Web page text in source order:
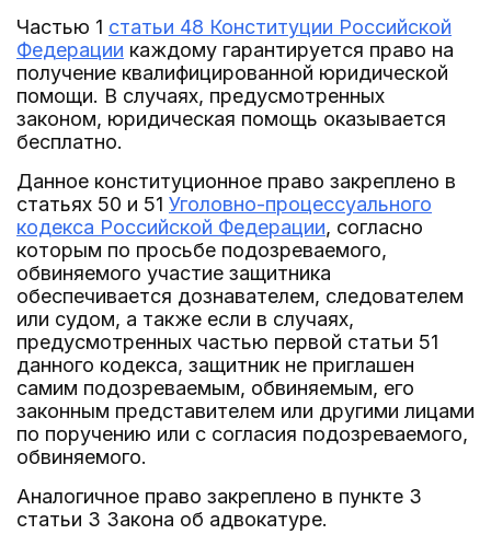
Частью 1 статьи 48 Конституции Российской
Федерации каждому гарантируется право на
получение квалифицированной юридической
помощи. В случаях, предусмотренных
законом, юридическая помощь оказывается
бесплатно.
Данное конституционное право закреплено в
статьях 50 и 51 Уголовно-процессуального
кодекса Российской Федерации, согласно
которым по просьбе подозреваемого,
обвиняемого участие защитника
обеспечивается дознавателем, следователем
или судом, а также если в случаях,
предусмотренных частью первой статьи 51
данного кодекса, защитник не приглашен
самим подозреваемым, обвиняемым, его
законным представителем или другими лицами
по поручению или с согласия подозреваемого,
обвиняемого.
Аналогичное право закреплено в пункте 3
статьи 3 Закона об адвокатуре.